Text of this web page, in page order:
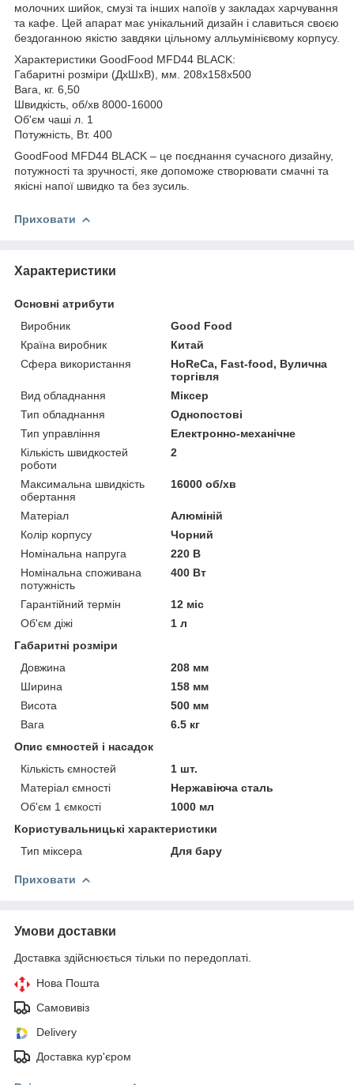
молочних шийок, смузі та інших напоїв у закладах харчування
та кафе. Цей апарат має унікальний дизайн і славиться своєю
бездоганною якістю завдяки цільному алльумінієвому корпусу.
Характеристики GoodFood MFD44 BLACK:
Габаритні розміри (ДхШхВ), мм. 208х158х500
Вага, кг. 6,50
Швидкість, об/хв 8000-16000
Об'єм чаші л. 1
Потужність, Вт. 400
GoodFood MFD44 BLACK – це поєднання сучасного дизайну,
потужності та зручності, яке допоможе створювати смачні та
якісні напої швидко та без зусиль.
Приховати
Характеристики
Основні атрибути
Виробник
Good Food
Країна виробник
Китай
Сфера використання
HoReCa, Fast-food, Вулична
торгівля
Вид обладнання
Міксер
Тип обладнання
Однопостові
Тип управління
Електронно-механічне
Кількість швидкостей
роботи
2
Максимальна швидкість
обертання
16000 об/хв
Матеріал
Алюміній
Колір корпусу
Чорний
Номінальна напруга
220 В
Номінальна споживана
потужність
400 Вт
Гарантійний термін
12 міс
Об'єм діжі
1 л
Габаритні розміри
Довжина
208 мм
Ширина
158 мм
Висота
500 мм
Вага
6.5 кг
Опис ємностей і насадок
Кількість ємностей
1 шт.
Матеріал ємності
Нержавіюча сталь
Об'єм 1 ємкості
1000 мл
Користувальницькі характеристики
Тип міксера
Для бару
Приховати
Умови доставки
Доставка здійснюється тільки по передоплаті.
Нова Пошта
Самовивіз
Delivery
Доставка кур'єром